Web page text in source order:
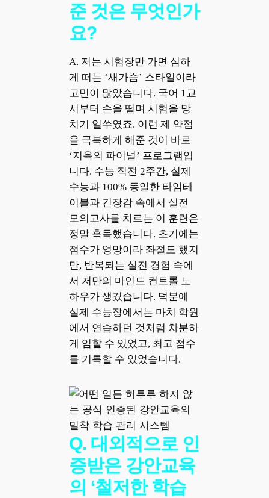
준 것은 무엇인가
요?
A. 저는 시험장만 가면 심하
게 떠는 ‘새가슴’ 스타일이라
고민이 많았습니다. 국어 1교
시부터 손을 떨며 시험을 망
치기 일쑤였죠. 이런 제 약점
을 극복하게 해준 것이 바로
‘지옥의 파이널’ 프로그램입
니다. 수능 직전 2주간, 실제
수능과 100% 동일한 타임테
이블과 긴장감 속에서 실전
모의고사를 치르는 이 훈련은
정말 혹독했습니다. 초기에는
점수가 엉망이라 좌절도 했지
만, 반복되는 실전 경험 속에
서 저만의 마인드 컨트롤 노
하우가 생겼습니다. 덕분에
실제 수능장에서는 마치 학원
에서 연습하던 것처럼 차분하
게 임할 수 있었고, 최고 점수
를 기록할 수 있었습니다.
Q. 대외적으로 인
증받은 강안교육
의 ‘철저한 학습